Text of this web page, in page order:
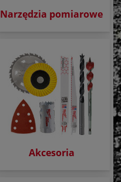
Narzędzia pomiarowe
Akcesoria